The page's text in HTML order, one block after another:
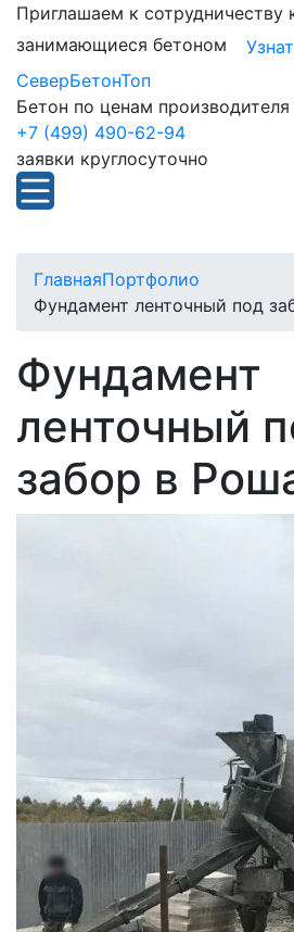
Приглашаем к сотрудничеству
занимающиеся бетоном
СеверБетонТоп
Бетон по ценам производителя
+7 (499) 490-62-94
заявки круглосуточно
ГлавнаяПортфолио
Фундамент ленточный под
Фундамент
ленточный
забор в